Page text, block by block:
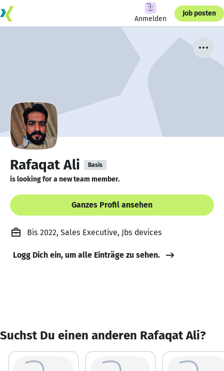
Anmelden
Job posten
Rafaqat Ali Basis
is looking for a new team member.
Ganzes Profil ansehen
Bis 2022, Sales Executive, Jbs devices
Logg Dich ein, um alle Einträge zu sehen.
Suchst Du einen anderen Rafaqat Ali?